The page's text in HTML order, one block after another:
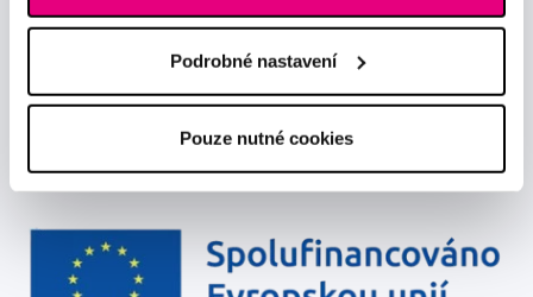
Podrobné nastavení
Pouze nutné cookies